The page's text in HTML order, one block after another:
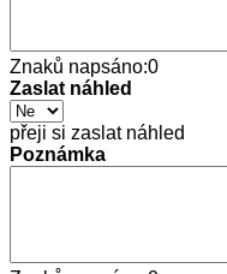
Znaků napsáno:0
Zaslat náhled
přeji si zaslat náhled
Poznámka